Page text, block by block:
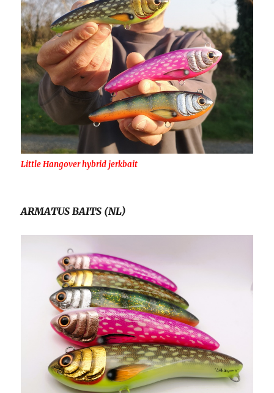
Little Hangover hybrid jerkbait
ARMATUS BAITS (NL)